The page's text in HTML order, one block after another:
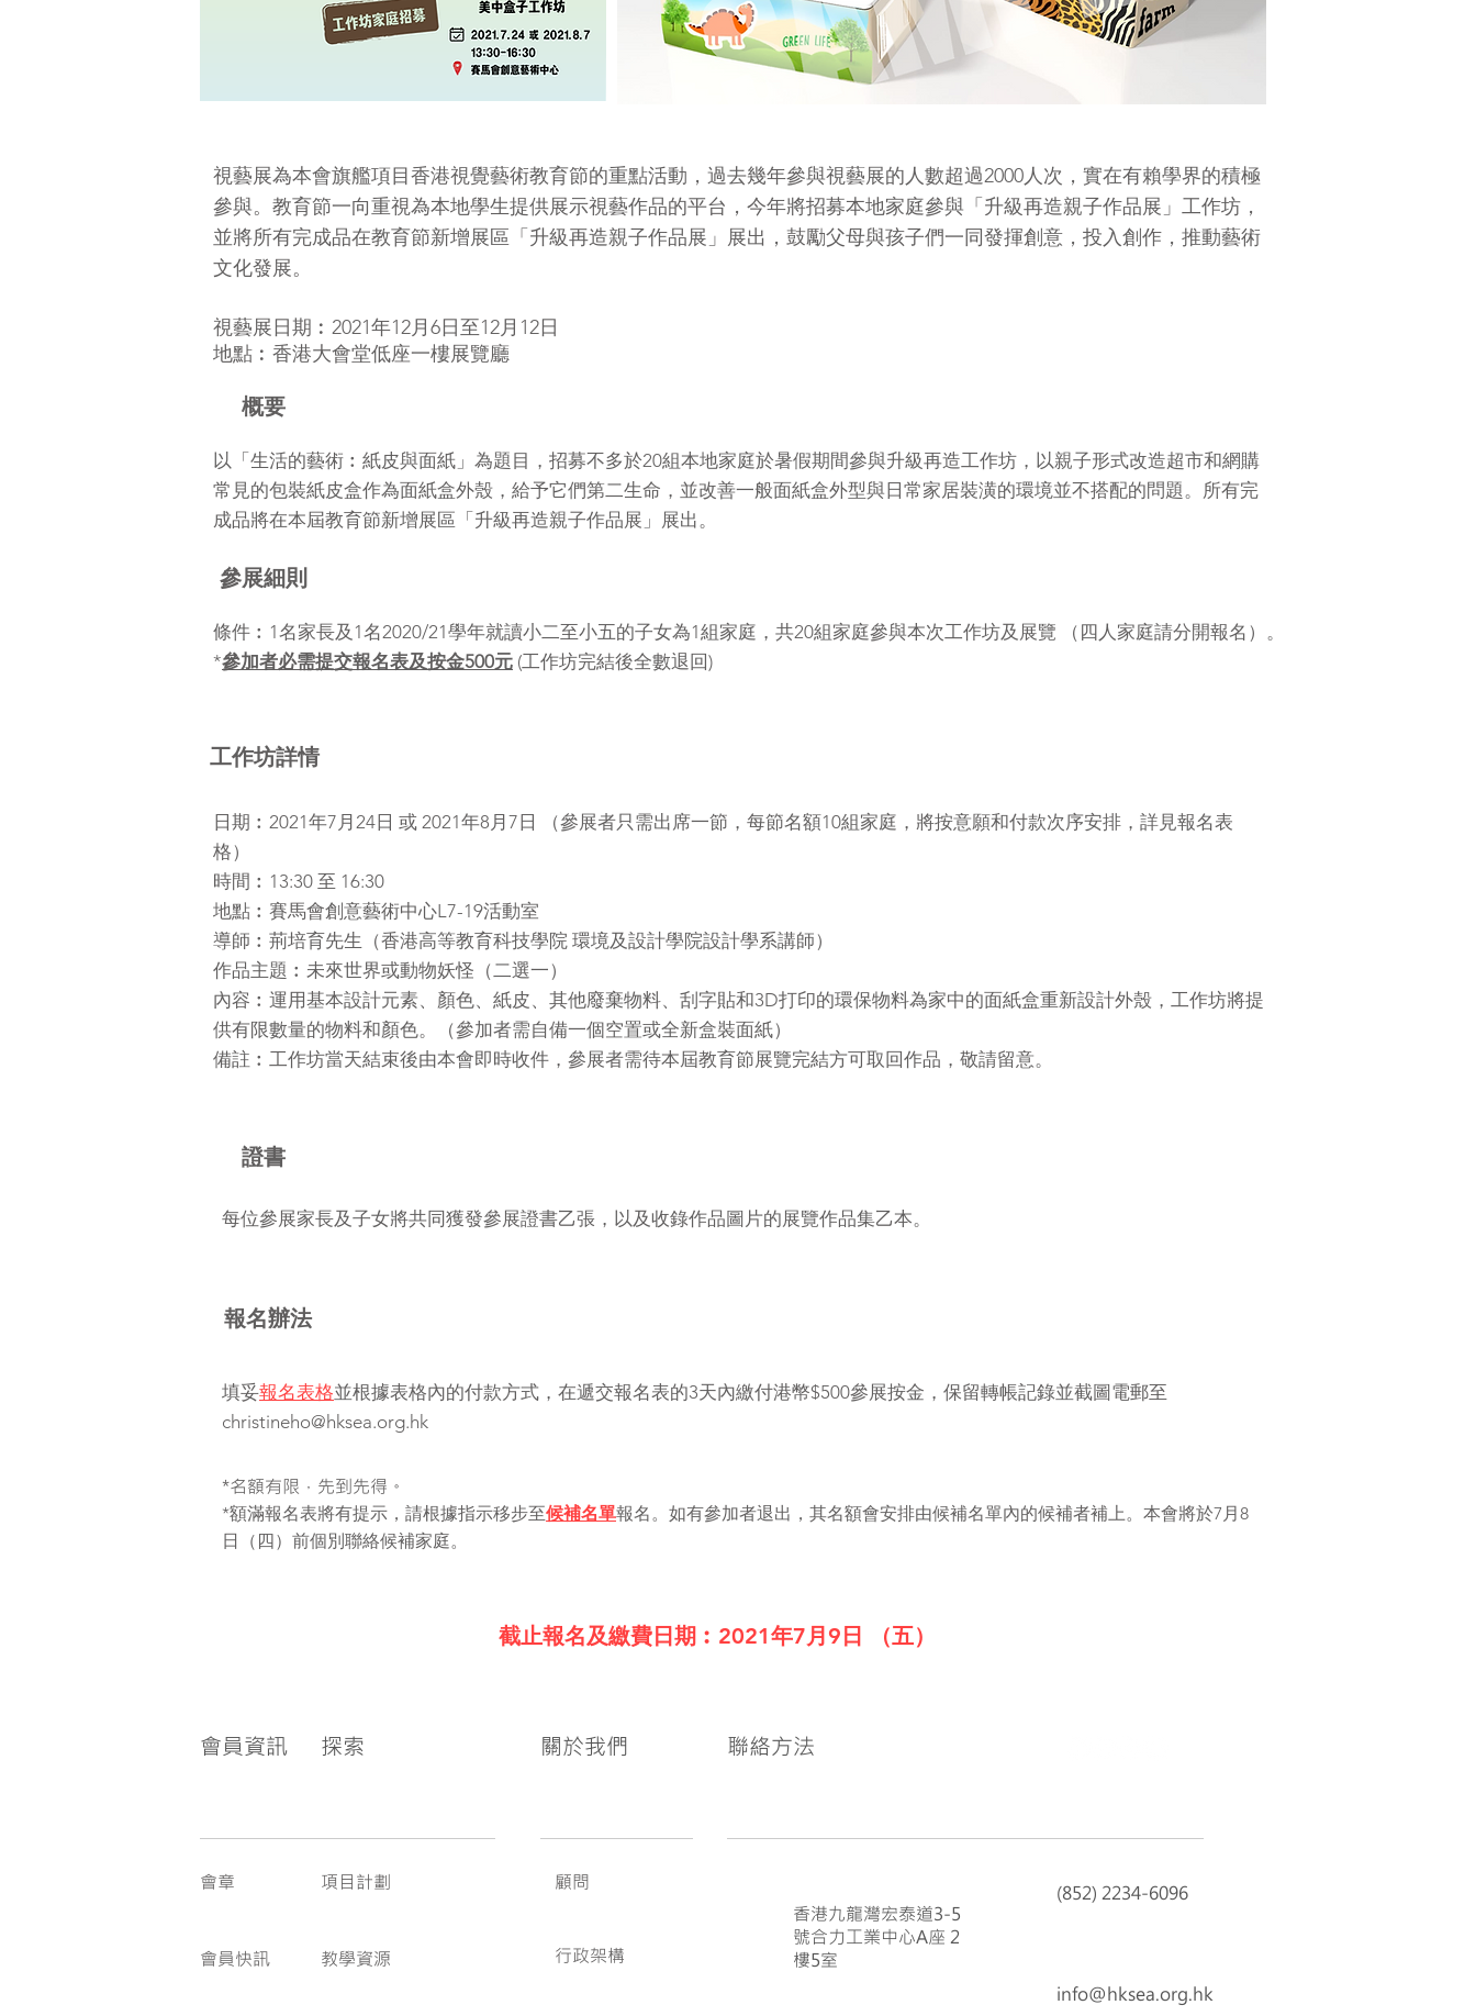
視藝展為本會旗艦項目香港視覺藝術教育節的重點活動，過去幾年參與視藝展的人數超過2000人次，實在有賴學界的積極
參與。教育節一向重視為本地學生提供展示視藝作品的平台，今年將招募本地家庭參與「升級再造親子作品展」工作坊，
並將所有完成品在教育節新增展區「升級再造親子作品展」展出，鼓勵父母與孩子們一同發揮創意，投入創作，推動藝術
文化發展。
視藝展日期︰2021年12月6日至12月12日
地點︰香港大會堂低座一樓展覽廳
概要
以「生活的藝術︰紙皮與面紙」為題目，招募不多於20組本地家庭於暑假期間參與升級再造工作坊，以親子形式改造超市和網購
常見的包裝紙皮盒作為面紙盒外殼，給予它們第二生命，並改善一般面紙盒外型與日常家居裝潢的環境並不搭配的問題。所有完
成品將在本屆教育節新增展區「升級再造親子作品展」展出。
參展細則
條件︰1名家長及1名2020/21學年就讀小二至小五的子女為1組家庭，共20組家庭參與本次工作坊及展覽 （四人家庭請分開報名）。
*參加者必需提交報名表及按金500元 (工作坊完結後全數退回)
工作坊詳情
日期︰2021年7月24日 或 2021年8月7日 （參展者只需出席一節，每節名額10組家庭，將按意願和付款次序安排，詳見報名表
格）
時間︰13:30 至 16:30
地點︰賽馬會創意藝術中心L7-19活動室
導師︰荊培育先生（香港高等教育科技學院 環境及設計學院設計學系講師）
作品主題︰未來世界或動物妖怪（二選一）
內容︰運用基本設計元素、顏色、紙皮、其他廢棄物料、刮字貼和3D打印的環保物料為家中的面紙盒重新設計外殼，工作坊將提
供有限數量的物料和顏色。（參加者需自備一個空置或全新盒裝面紙）
​備註︰工作坊當天結束後由本會即時收件，參展者需待本屆教育節展覽完結方可取回作品，敬請留意。
證書
每位參展家長及子女將共同獲發參展證書乙張，以及收錄作品圖片的展覽作品集乙本。
報名辦法
填妥報名表格並根據表格內的付款方式，在遞交報名表的3天內繳付港幣$500參展按金，保留轉帳記錄並截圖電郵至
christineho@hksea.org.hk
*名額有限，先到先得。
*額滿報名表將有提示，請根據指示移步至候補名單報名。如有參加者退出，其名額會安排由候補名單內的候補者補上。本會將於7月8
日（四）前個別聯絡候補家庭。
截止報名及繳費日期︰2021年7月9日 （五）
會員資訊 探索 關於我們 聯絡方法
會章
會員快訊
項目計劃
教學資源
顧問
行政架構
香港九龍灣宏泰道3-5
號合力工業中心A座 2
樓5室
(852) 2234-6096
info@hksea.org.hk